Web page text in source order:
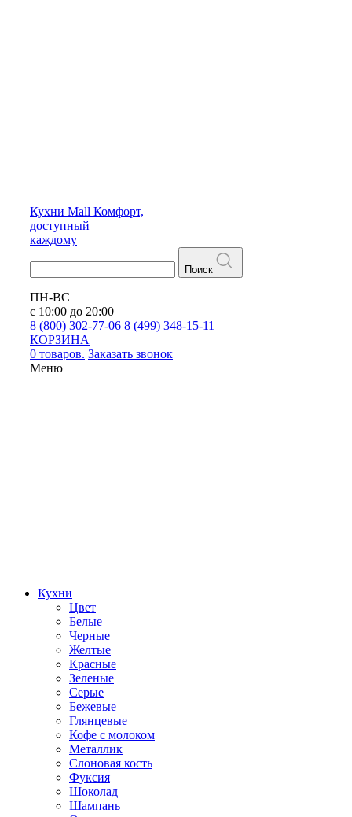
Кухни Mall Комфорт,
доступный
каждому
Поиск
ПН-ВС
с 10:00 до 20:00
8 (800) 302-77-06 8 (499) 348-15-11
КОРЗИНА
0 товаров. Заказать звонок
Меню
Кухни
Цвет
Белые
Черные
Желтые
Красные
Зеленые
Серые
Бежевые
Глянцевые
Кофе с молоком
Металлик
Слоновая кость
Фуксия
Шоколад
Шампань